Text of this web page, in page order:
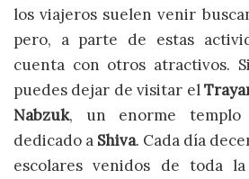
los viajeros suelen venir
pero, a parte de estas
cuenta con otros atractivos.
puedes dejar de visitar el
Nabzuk, un enorme
dedicado a Shiva. Cada día
escolares venidos de toda